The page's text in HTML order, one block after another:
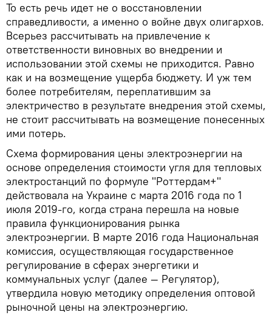
То есть речь идет не о восстановлении
справедливости, а именно о войне двух олигархов.
Всерьез рассчитывать на привлечение к
ответственности виновных во внедрении и
использовании этой схемы не приходится. Равно
как и на возмещение ущерба бюджету. И уж тем
более потребителям, переплатившим за
электричество в результате внедрения этой схемы,
не стоит рассчитывать на возмещение понесенных
ими потерь.
Схема формирования цены электроэнергии на
основе определения стоимости угля для тепловых
электростанций по формуле "Роттердам+"
действовала на Украине с марта 2016 года по 1
июля 2019-го, когда страна перешла на новые
правила функционирования рынка
электроэнергии. В марте 2016 года Национальная
комиссия, осуществляющая государственное
регулирование в сферах энергетики и
коммунальных услуг (далее — Регулятор),
утвердила новую методику определения оптовой
рыночной цены на электроэнергию.